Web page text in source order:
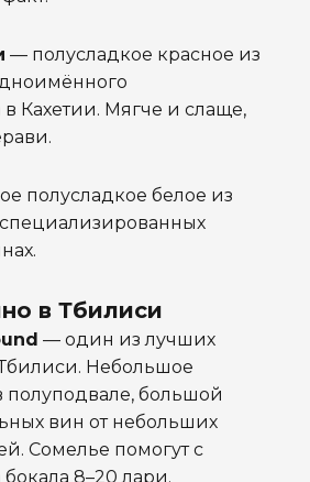
— полусладкое красное из
Кахетии. Мягче и слаще,
полусладкое белое из
в Тбилиси
— один из лучших
Небольшое
полуподвале, большой
вин от небольших
Сомелье помогут с
8–20 лари.